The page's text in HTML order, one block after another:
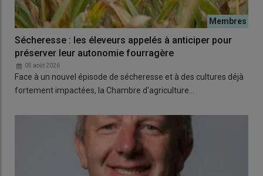
Sécheresse : les éleveurs appelés à anticiper pour
préserver leur autonomie fourragère
05 août 2026
Face à un nouvel épisode de sécheresse et à des cultures déjà
fortement impactées, la Chambre d'agriculture…